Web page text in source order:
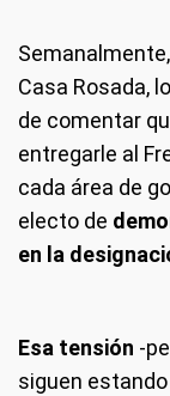
Casa Rosada,
de comentar
entregarle al
cada área de
electo de
en la
Esa tensión -
siguen